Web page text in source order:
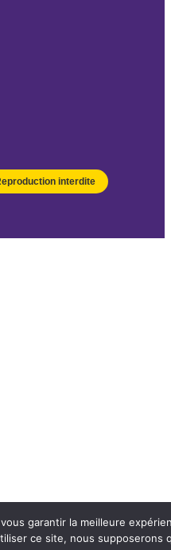
interdite
garantir la meilleure
ce site, nous supposerons